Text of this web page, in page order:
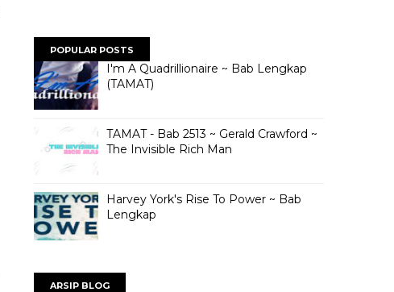
POPULAR POSTS
I'm A Quadrillionaire ~ Bab Lengkap
(TAMAT)
TAMAT - Bab 2513 ~ Gerald Crawford ~
The Invisible Rich Man
Harvey York's Rise To Power ~ Bab
Lengkap
ARSIP BLOG